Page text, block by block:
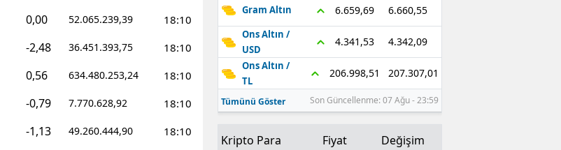
0,00 52.065.239,39 18:10
-2,48 36.451.393,75 18:10
0,56 634.480.253,24 18:10
-0,79 7.770.628,92 18:10
-1,13 49.260.444,90 18:10
Gram Altın 6.659,69 6.660,55
Ons Altın /
USD
4.341,53 4.342,09
Ons Altın /
TL
206.998,51 207.307,01
Tümünü Göster Son Güncellenme: 07 Ağu - 23:59
Kripto Para Fiyat Değişim